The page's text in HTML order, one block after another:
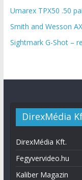
Umarex TPX50 .50
Smith and Wesson
Sightmark G-Shot –
DirexMédia
DirexMédia Kft.
Fegyvervideo.hu
Kaliber Magazin